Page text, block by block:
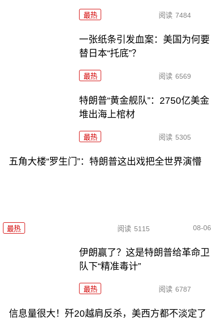
最热 阅读 7484
一张纸条引发血案：美国为何要
替日本“托底”？
最热 阅读 6569
特朗普“黄金舰队”：2750亿美金
堆出海上棺材
最热 阅读 5305
五角大楼“罗生门”：特朗普这出戏把全世界演懵
最热 阅读 5115 08-06
伊朗赢了？这是特朗普给革命卫
队下“精准毒计”
最热 阅读 6787
信息量很大！歼20越肩反杀，美西方都不淡定了